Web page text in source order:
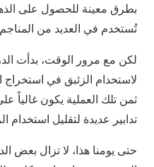
بطرق معينة للحصول على
تُستخدم في العديد من
لكن مع مرور الوقت، بدأت
لاستخدام الزئبق في
ثمن تلك العملية يكون غالياً
تدابير عديدة لتقليل استخدام
حتى يومنا هذا، لا تزال بعض